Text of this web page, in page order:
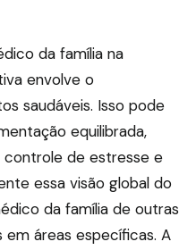
da família na
envolve o
saudáveis. Isso pode
equilibrada,
controle de estresse e
essa visão global do
da família de outras
em áreas específicas. A